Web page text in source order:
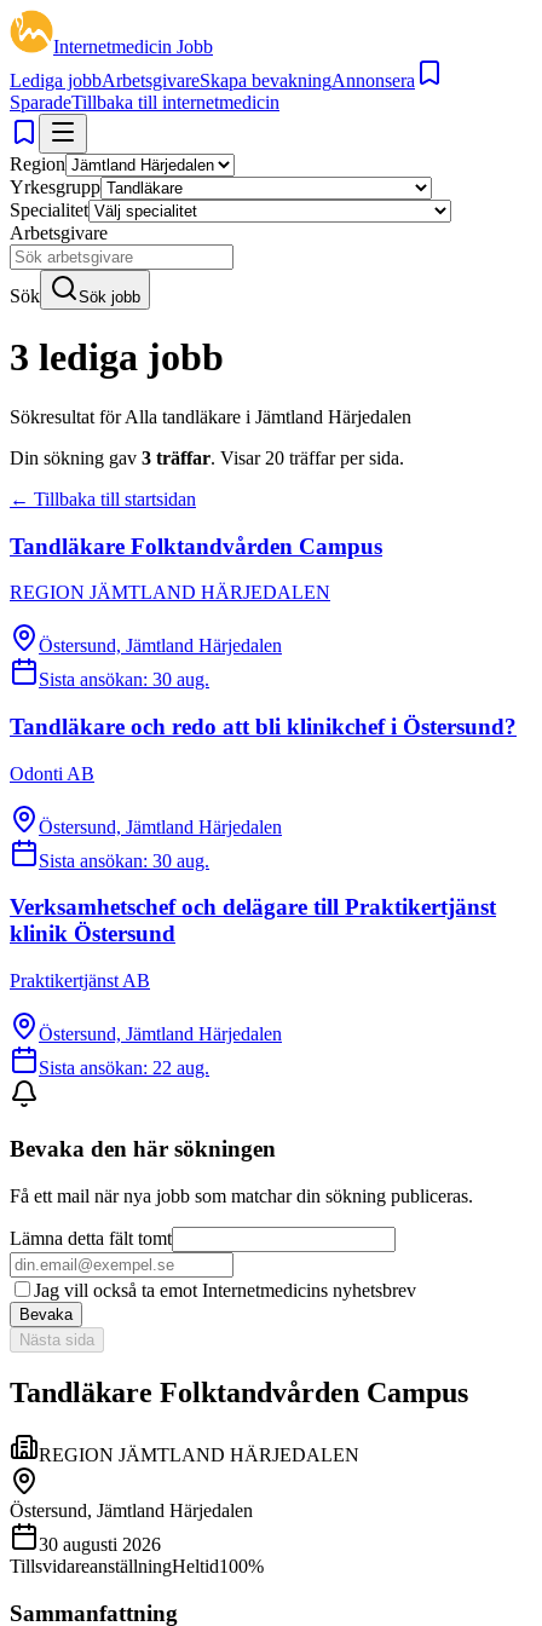
Internetmedicin Jobb
Lediga jobbArbetsgivareSkapa bevakningAnnonsera
SparadeTillbaka till internetmedicin
Region
Yrkesgrupp
Specialitet
Arbetsgivare
Sök Sök jobb
3 lediga jobb
Sökresultat förAlla tandläkare i Jämtland Härjedalen
Din sökning gav 3 träffar. Visar 20 träffar per sida.
← Tillbaka till startsidan
Tandläkare Folktandvården Campus
REGION JÄMTLAND HÄRJEDALEN
Östersund, Jämtland Härjedalen
Sista ansökan: 30 aug.
Tandläkare och redo att bli klinikchef i Östersund?
Odonti AB
Östersund, Jämtland Härjedalen
Sista ansökan: 30 aug.
Verksamhetschef och delägare till Praktikertjänst
klinik Östersund
Praktikertjänst AB
Östersund, Jämtland Härjedalen
Sista ansökan: 22 aug.
Bevaka den här sökningen
Få ett mail när nya jobb som matchar din sökning publiceras.
Lämna detta fält tomt
Jag vill också ta emot Internetmedicins nyhetsbrev
Bevaka
Nästa sida
Tandläkare Folktandvården Campus
REGION JÄMTLAND HÄRJEDALEN
Östersund, Jämtland Härjedalen
30 augusti 2026
TillsvidareanställningHeltid100%
Sammanfattning